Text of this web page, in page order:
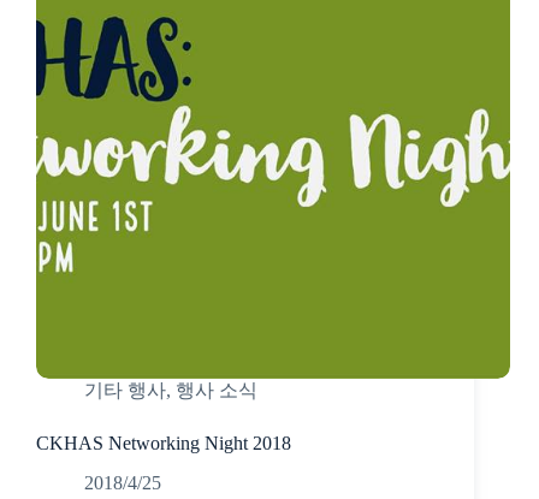
있
었
습
니
애
에
관
한
라
인
한
국
(COVID-
19
Anxiety
Disorder
기타 행사, 행사 소식
CKHAS Networking Night 2018
2018/4/25